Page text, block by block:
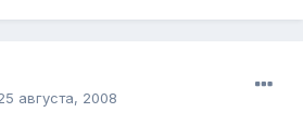
августа, 2008